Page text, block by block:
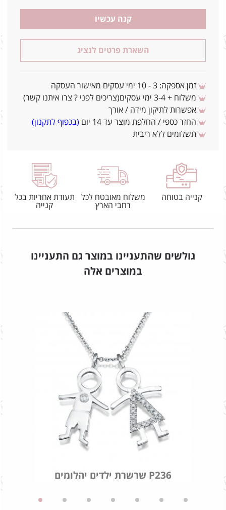
קנה עכשיו
השארת פרטים לנציג
זמן אספקה: 3 - 10 ימי עסקים מאישור העסקה
משלוח + 3-4 ימי עסקים(צריכים לפני ? צרו איתנו קשר)
אפשרות לתיקון מידה / אורך
החזר כספי / החלפת מוצר עד 14 יום
(בכפוף לתקנון)
תשלומים ללא ריבית
קנייה בטוחה
משלוח מאובטח לכל
רחבי הארץ
תעודת אחריות בכל
קנייה
גולשים שהתעניינו במוצר גם התעניינו
במוצרים אלה
שרשרת ילדים יהלומים P236